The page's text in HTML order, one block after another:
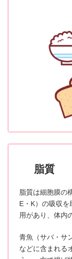
脂質
脂質は細胞膜の
E・K）の吸収
用があり、体内
青魚（サバ・サ
などに含まれる